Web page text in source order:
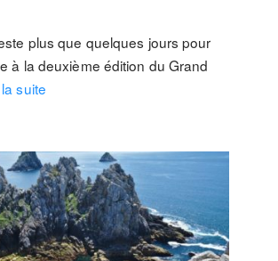
plus que quelques jours pour
à la deuxième édition du Grand
suite